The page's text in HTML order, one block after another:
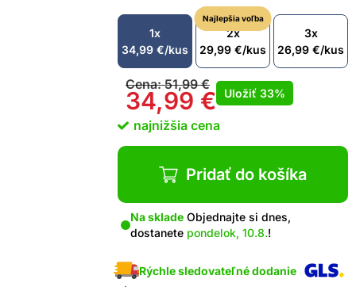
1x
34,99 €/kus
Najlepšia voľba
2x
29,99 €/kus
3x
26,99 €/kus
Cena:51,99€
34,99 € Uložiť 33%
najnižšia cena
Pridať do košíka
Na sklade Objednajte si dnes,
dostanete pondelok, 10.8.!
Rýchle sledovateľné dodanie